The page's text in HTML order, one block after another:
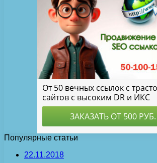
Популярные статьи
22.11.2018